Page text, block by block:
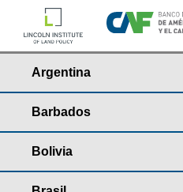
Argentina
Barbados
Bolivia